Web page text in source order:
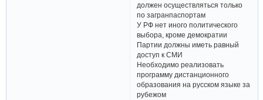
должен осуществляться только
по загранпаспортам
У РФ нет иного политического
выбора, кроме демократии
Партии должны иметь равный
доступ к СМИ
Необходимо реализовать
программу дистанционного
образования на русском языке за
рубежом